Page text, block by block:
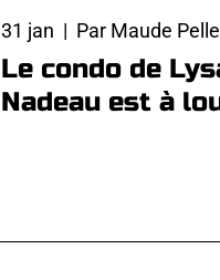
31 jan | Par Maude
Le condo de
Nadeau est à